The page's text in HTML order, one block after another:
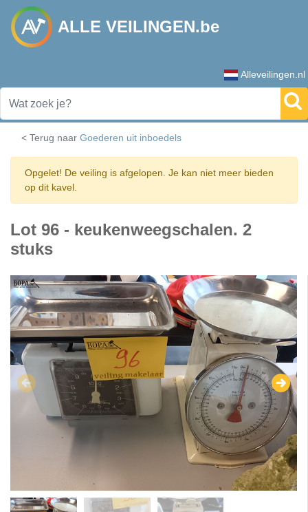
ALLE VEILINGEN.be
Alleveilingen.nl
< Terug naar Goederen uit inboedels
Opgelet! De veiling is afgelopen. Je kan niet meer bieden
op dit kavel.
Lot 96 - keukenweegschalen. 2
stuks